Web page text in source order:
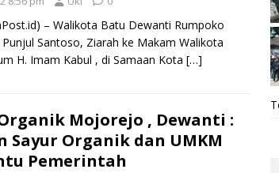
– Walikota Batu Dewanti Rumpoko
Santoso, Ziarah ke Makam Walikota
H. Imam Kabul , di Samaan Kota […]
Mojorejo , Dewanti :
Sayur Organik dan UMKM
Pemerintah